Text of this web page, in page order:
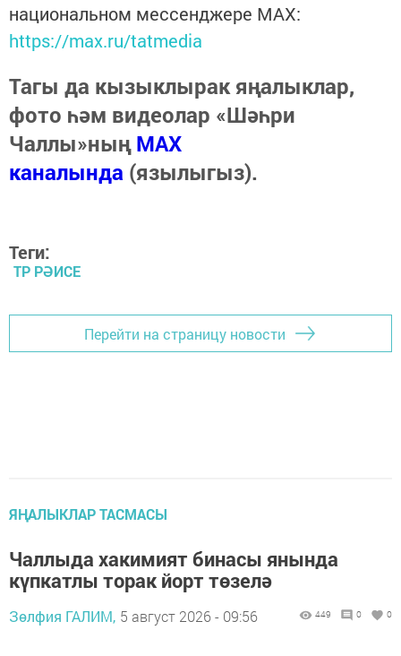
национальном мессенджере MАХ:
https://max.ru/tatmedia
Тагы да кызыклырак яңалыклар,
фото һәм видеолар «Шәһри
Чаллы»ныңMAX
каналында (язылыгыз).
Теги:
ТР РӘИСЕ
Перейти на страницу новости
ЯҢАЛЫКЛАР ТАСМАСЫ
Чаллыда хакимият бинасы янында
күпкатлы торак йорт төзелә
Зөлфия ГАЛИМ, 5 август 2026 - 09:56 449 0 0